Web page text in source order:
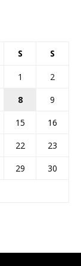
S S
1
2
8
9
15
16
22
23
29
30